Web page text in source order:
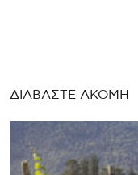
ΔΙΑΒΑΣΤΕ ΑΚΟΜΗ